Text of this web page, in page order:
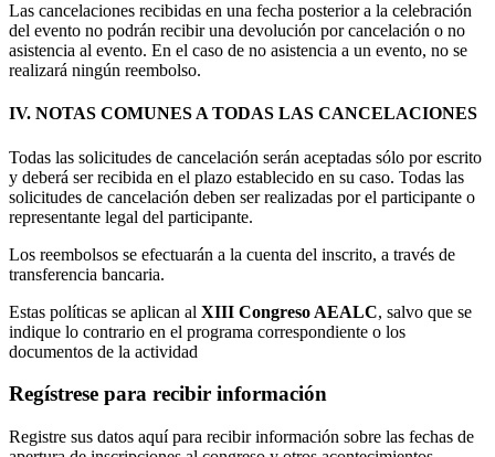
Las cancelaciones recibidas en una fecha posterior a la celebración
del evento no podrán recibir una devolución por cancelación o no
asistencia al evento. En el caso de no asistencia a un evento, no se
realizará ningún reembolso.
IV. NOTAS COMUNES A TODAS LAS CANCELACIONES
Todas las solicitudes de cancelación serán aceptadas sólo por escrito
y deberá ser recibida en el plazo establecido en su caso. Todas las
solicitudes de cancelación deben ser realizadas por el participante o
representante legal del participante.
Los reembolsos se efectuarán a la cuenta del inscrito, a través de
transferencia bancaria.
Estas políticas se aplican al XIII Congreso AEALC, salvo que se
indique lo contrario en el programa correspondiente o los
documentos de la actividad
Regístrese para recibir información
Registre sus datos aquí para recibir información sobre las fechas de